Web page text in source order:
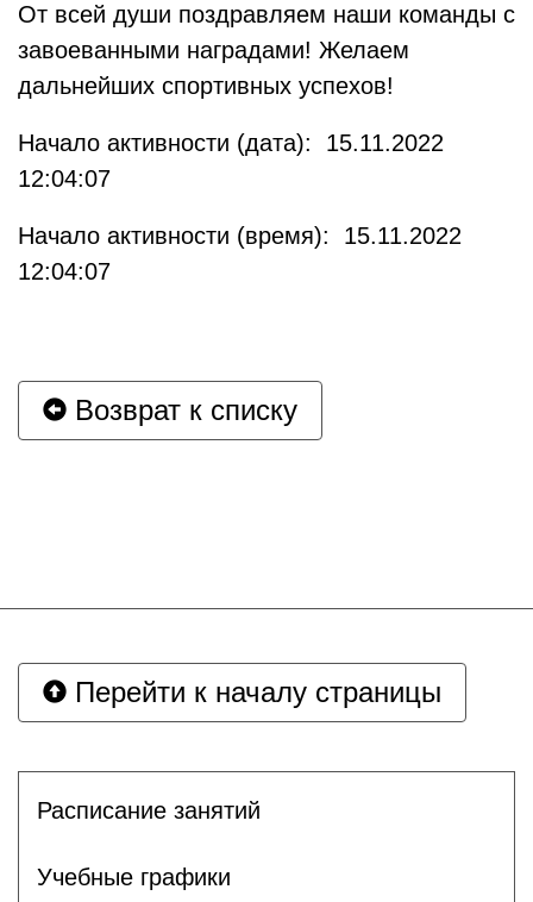
От всей души поздравляем наши команды с
завоеванными наградами! Желаем
дальнейших спортивных успехов!
Начало активности (дата): 15.11.2022
12:04:07
Начало активности (время): 15.11.2022
12:04:07
Возврат к списку
Перейти к началу страницы
Расписание занятий
Учебные графики